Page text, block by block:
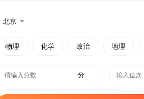
检查无变化者；
北京
物理 化学 政治 地理
分